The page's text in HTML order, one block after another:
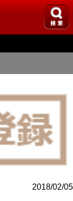
2018/02/05